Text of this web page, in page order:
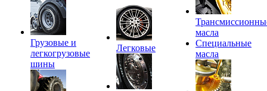
Грузовые и
легкогрузовые
шины
Легковые
масла
Специальные
масла